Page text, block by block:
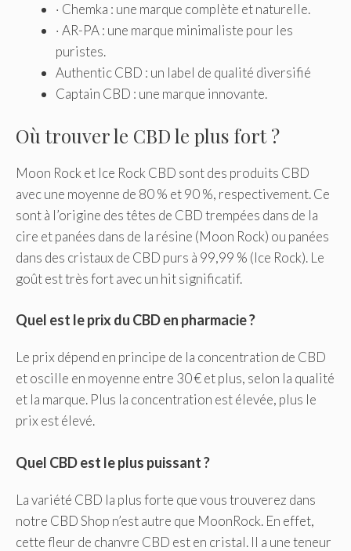
· Chemka : une marque complète et naturelle.
· AR-PA : une marque minimaliste pour les
puristes.
Authentic CBD : un label de qualité diversifié
Captain CBD : une marque innovante.
Où trouver le CBD le plus fort ?
Moon Rock et Ice Rock CBD sont des produits CBD
avec une moyenne de 80 % et 90 %, respectivement. Ce
sont à l’origine des têtes de CBD trempées dans de la
cire et panées dans de la résine (Moon Rock) ou panées
dans des cristaux de CBD purs à 99,99 % (Ice Rock). Le
goût est très fort avec un hit significatif.
Quel est le prix du CBD en pharmacie ?
Le prix dépend en principe de la concentration de CBD
et oscille en moyenne entre 30 € et plus, selon la qualité
et la marque. Plus la concentration est élevée, plus le
prix est élevé.
Quel CBD est le plus puissant ?
La variété CBD la plus forte que vous trouverez dans
notre CBD Shop n’est autre que MoonRock. En effet,
cette fleur de chanvre CBD est en cristal. Il a une teneur